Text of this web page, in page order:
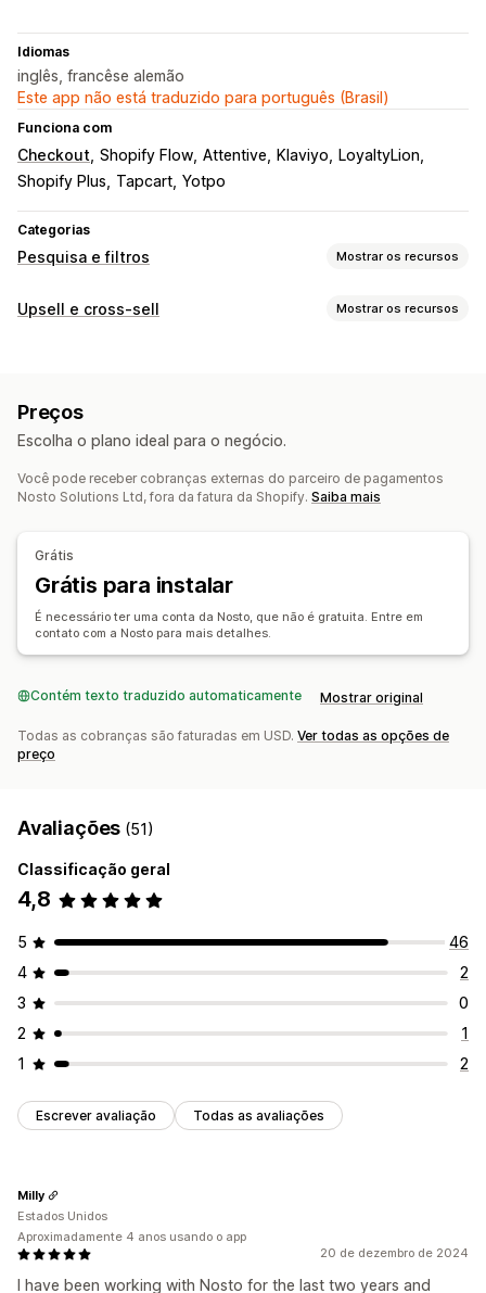
Idiomas
inglês, francêse alemão
Este app não está traduzido para português (Brasil)
Funciona com
Checkout Shopify Flow Attentive Klaviyo
LoyaltyLion
Shopify Plus
Tapcart Yotpo
Categorias
Pesquisa e filtros Mostrar os recursos
Recursos de pesquisa
Sugestões de pesquisa
Impulsionamento de produto Vários filtros
Pesquisa personalizada
Classificação personalizada
Barra de pesquisa
Excluir resultados
Personalização de exibição
Responsividade para dispositivos móveis
CSS personalizado
Exibição de filtro
Filtros personalizados
Página de resultados de busca Classificação
Análises
Insights de IA
Acompanhamento de conversões
Análise em tempo real
Upsell e cross-sell Mostrar os recursos
Upsell na página do produto
Complementos com um clique Carrinho fixo
Carrinho de compras deslizante
Pop-ups
CSS personalizado HTML personalizado
Em vários idiomas
Ofertas e recomendações
Complementos de produto Recomendações de produtos
Produtos frequentemente comprados juntos Pacotes
Testes A/B
Preços
Escolha o plano ideal para o negócio.
Você pode receber cobranças externas do parceiro de pagamentos
Nosto Solutions Ltd, fora da fatura da Shopify. Saiba mais
Grátis
Grátis para instalar
É necessário ter uma conta da Nosto, que não é gratuita. Entre em
contato com a Nosto para mais detalhes.
Contém texto traduzido automaticamente Mostrar original
Todas as cobranças são faturadas em USD. Ver todas as opções de
preço
Avaliações (51)
Classificação geral
4,8
5
46
4
2
3
0
2
1
1
2
Escrever avaliação Todas as avaliações
20 de dezembro de 2024
I have been working with Nosto for the last two years and
Milly
Estados Unidos
Aproximadamente 4 anos usando o app